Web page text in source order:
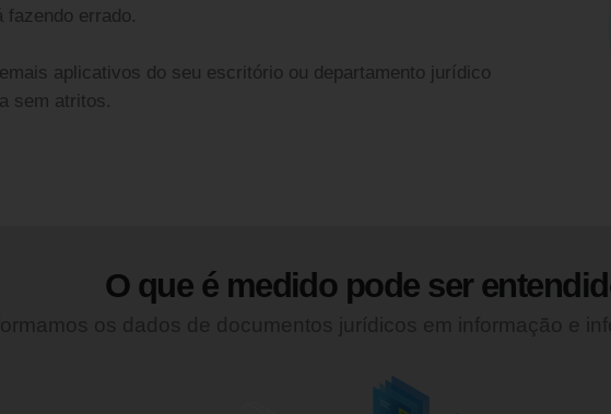
errado.
aplicativos do seu escritório ou departamento jurídico
sem atritos.
O que é medido pode ser